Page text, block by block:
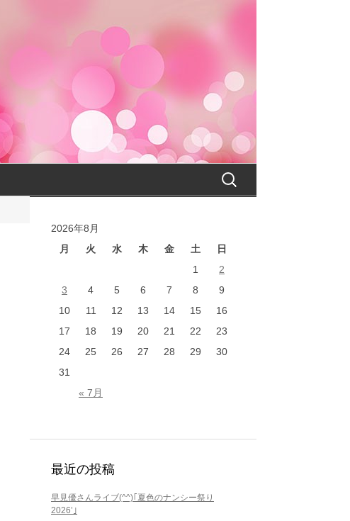
検
2026年8月
月
火 水 木 金 土 日
« 7月
1
2
3
4 5 6 7 8
9
10
11 12 13 14 15
16
17
18 19 20 21 22
23
24
25 26 27 28 29
30
31
最近の投稿
早見優さんライブ(^^)｢夏色のナンシー祭り
2026’｣